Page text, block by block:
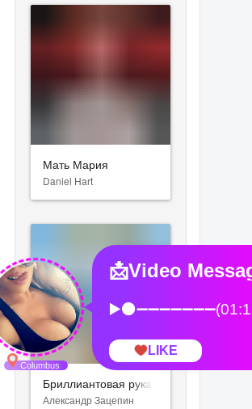
Мать Мария
Daniel Hart
Бриллиантовая рука
Александр Зацепин